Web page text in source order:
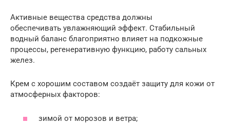
Активные вещества средства должны
обеспечивать увлажняющий эффект. Стабильный
водный баланс благоприятно влияет на подкожные
процессы, регенеративную функцию, работу сальных
желез.
Крем с хорошим составом создаёт защиту для кожи от
атмосферных факторов:
зимой от морозов и ветра;